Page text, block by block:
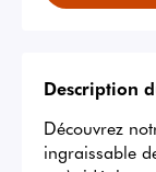
Description
Découvrez
ingraissable